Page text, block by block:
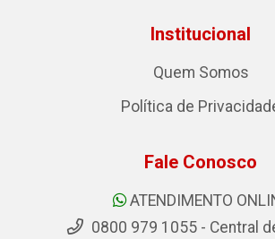
Institucional
Quem Somos
Política de
Fale Conosco
ATENDIMENTO
0800 979 1055 - Central